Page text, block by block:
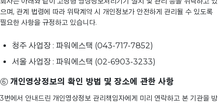
으며, 관계 법령에 따라 위탁계약 시 개인정보가 안전하게 관리될 수 있도록
필요한 사항을 규정하고 있습니다.
청주 사업장 : 파워에스택 (043-717-7852)
서울 사업장 : 파워에스택 (02-6903-3233)
⑥ 개인영상정보의 확인 방법 및 장소에 관한 사항
3번에서 안내드린 개인영상정보 관리책임자에게 미리 연락하고 본 기관을 방